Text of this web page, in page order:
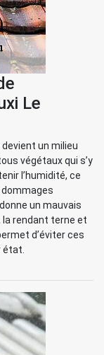
Le
un milieu
végétaux qui s’y
l’humidité, ce
un mauvais
la rendant terne et
d’éviter ces